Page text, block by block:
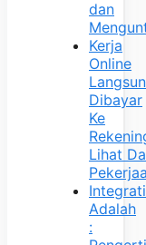
dan
Kerja
Online
Dibayar
Ke
Lihat
Adalah
: